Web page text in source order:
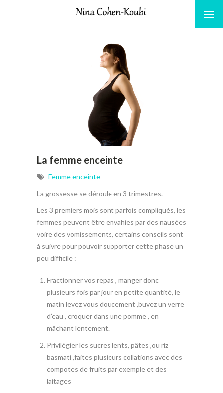
La femme enceinte
Femme enceinte
La grossesse se déroule en 3 trimestres.
Les 3 premiers mois sont parfois compliqués, les
femmes peuvent être envahies par des nausées
voire des vomissements, certains conseils sont
à suivre pour pouvoir supporter cette phase un
peu difficile :
Fractionner vos repas , manger donc
plusieurs fois par jour en petite quantité, le
matin levez vous doucement ,buvez un verre
d’eau , croquer dans une pomme , en
mâchant lentement.
Privilégier les sucres lents, pâtes ,ou riz
basmati ,faites plusieurs collations avec des
compotes de fruits par exemple et des
laitages